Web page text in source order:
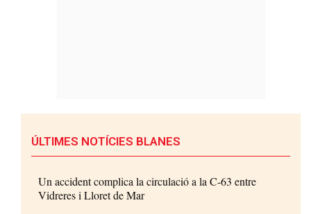
ÚLTIMES NOTÍCIES BLANES
Un accident complica la circulació a la C-63 entre
Vidreres i Lloret de Mar